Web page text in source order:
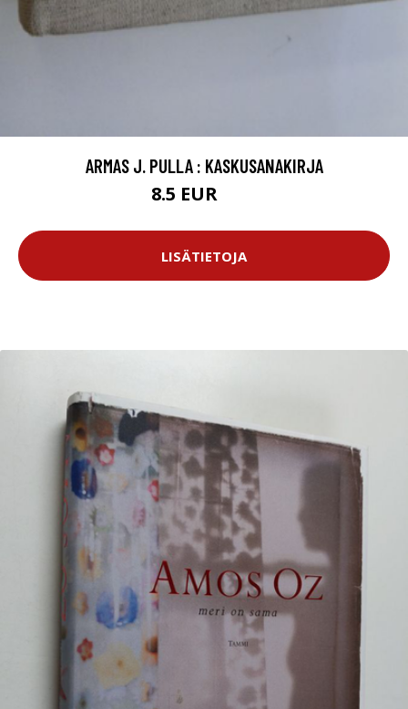
ARMAS J. PULLA : KASKUSANAKIRJA
8.5 EUR
LISÄTIETOJA